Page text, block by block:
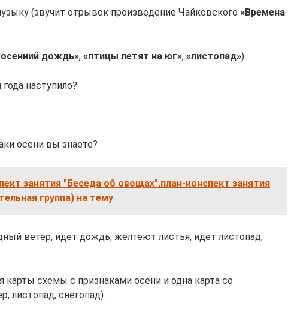
(звучит отрывок произведение Чайковского «Времена
дождь», «птицы летят на юг», «листопад»)
наступило?
осени вы знаете?
занятия "Беседа об овощах".план-конспект занятия
группа) на тему
ветер, идет дождь, желтеют листья, идет листопад,
карты схемы с признаками осени и одна карта со
листопад, снегопад).